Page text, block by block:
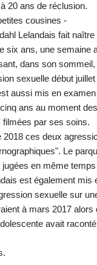
20 ans de réclusion.
cousines -
Lelandais fait
six ans, une semaine
dans son
sexuelle début
aussi mis en
ans au moment
par ses soins.
ces deux
Le
en même
est également
sexuelle sur
à mars 2017
avait